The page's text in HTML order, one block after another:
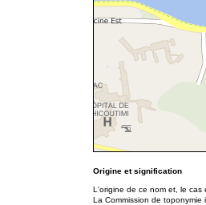
Origine et signification
L'origine de ce nom et, le cas
La Commission de